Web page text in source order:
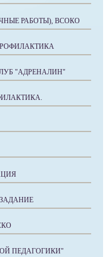
РАБОТЫ), ВСОКО
"АДРЕНАЛИН"
ПЕДАГОГИКИ"